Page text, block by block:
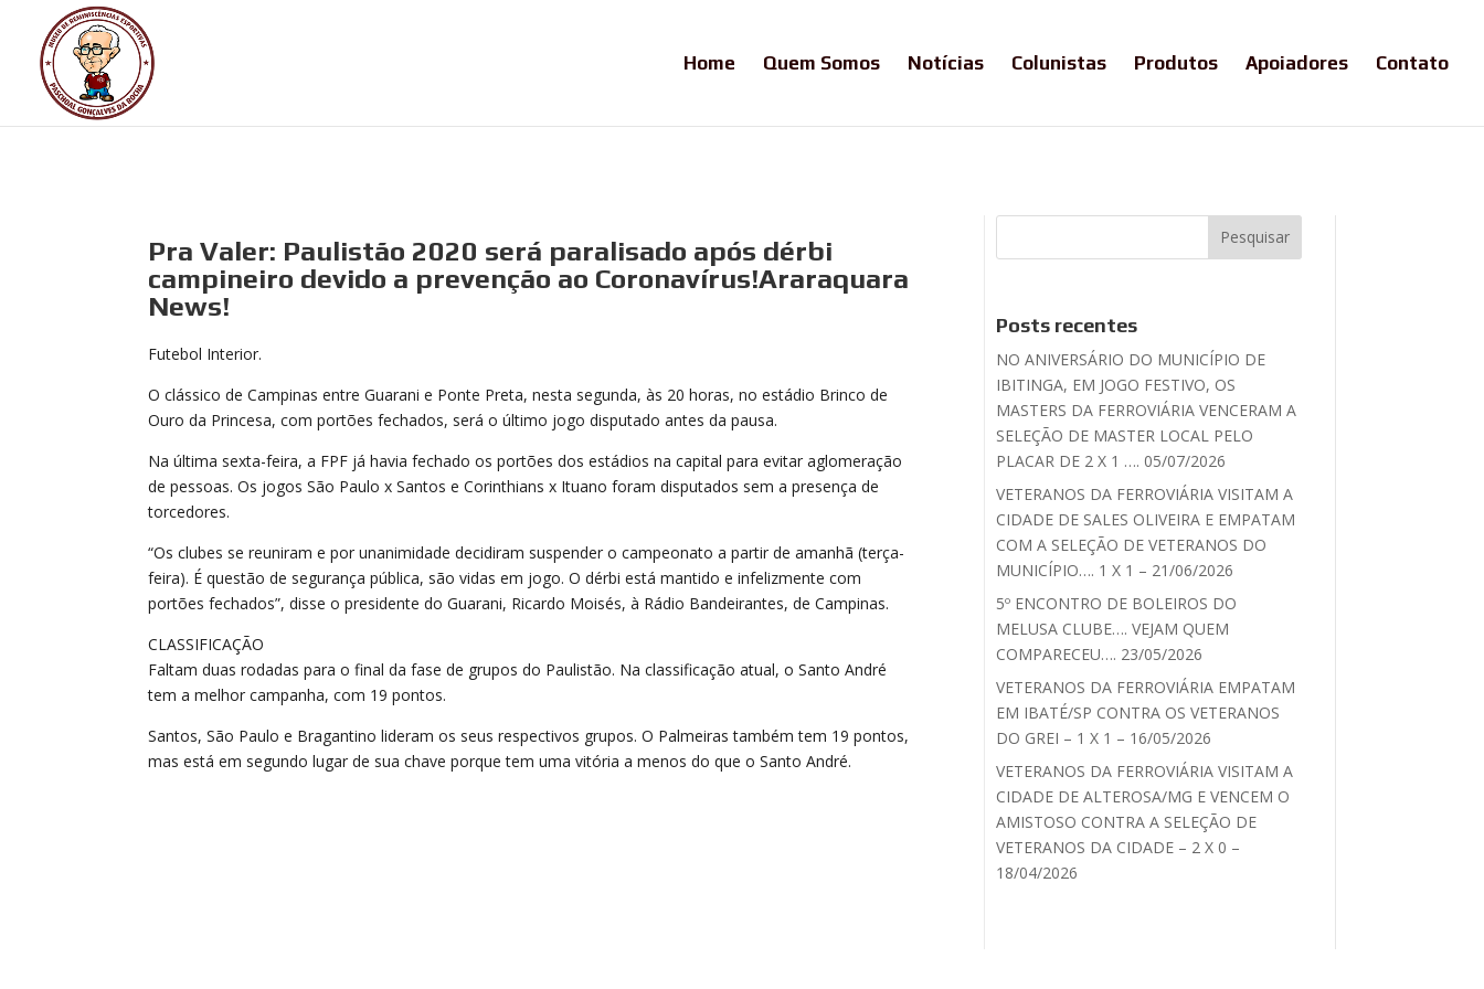
Home Quem Somos Notícias Colunistas Produtos Apoiadores Contato
Pra Valer: Paulistão 2020 será paralisado após dérbi
campineiro devido a prevenção ao Coronavírus!Araraquara
News!
Futebol Interior.
O clássico de Campinas entre Guarani e Ponte Preta, nesta segunda, às 20 horas, no estádio Brinco de
Ouro da Princesa, com portões fechados, será o último jogo disputado antes da pausa.
Na última sexta-feira, a FPF já havia fechado os portões dos estádios na capital para evitar aglomeração
de pessoas. Os jogos São Paulo x Santos e Corinthians x Ituano foram disputados sem a presença de
torcedores.
“Os clubes se reuniram e por unanimidade decidiram suspender o campeonato a partir de amanhã (terça-
feira). É questão de segurança pública, são vidas em jogo. O dérbi está mantido e infelizmente com
portões fechados”, disse o presidente do Guarani, Ricardo Moisés, à Rádio Bandeirantes, de Campinas.
CLASSIFICAÇÃO
Faltam duas rodadas para o final da fase de grupos do Paulistão. Na classificação atual, o Santo André
tem a melhor campanha, com 19 pontos.
Santos, São Paulo e Bragantino lideram os seus respectivos grupos. O Palmeiras também tem 19 pontos,
mas está em segundo lugar de sua chave porque tem uma vitória a menos do que o Santo André.
Posts recentes
NO ANIVERSÁRIO DO MUNICÍPIO DE
IBITINGA, EM JOGO FESTIVO, OS
MASTERS DA FERROVIÁRIA VENCERAM A
SELEÇÃO DE MASTER LOCAL PELO
PLACAR DE 2 X 1 …. 05/07/2026
VETERANOS DA FERROVIÁRIA VISITAM A
CIDADE DE SALES OLIVEIRA E EMPATAM
COM A SELEÇÃO DE VETERANOS DO
MUNICÍPIO…. 1 X 1 – 21/06/2026
5º ENCONTRO DE BOLEIROS DO
MELUSA CLUBE…. VEJAM QUEM
COMPARECEU…. 23/05/2026
VETERANOS DA FERROVIÁRIA EMPATAM
EM IBATÉ/SP CONTRA OS VETERANOS
DO GREI – 1 X 1 – 16/05/2026
VETERANOS DA FERROVIÁRIA VISITAM A
CIDADE DE ALTEROSA/MG E VENCEM O
AMISTOSO CONTRA A SELEÇÃO DE
VETERANOS DA CIDADE – 2 X 0 –
18/04/2026